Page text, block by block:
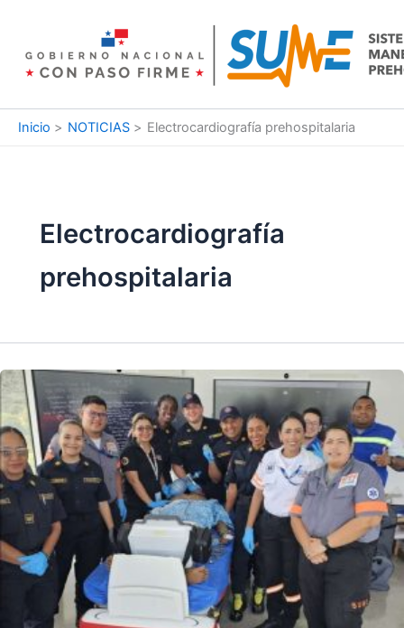
contenido
Inicio NOTICIAS Electrocardiografía prehospitalaria
Electrocardiografía
prehospitalaria